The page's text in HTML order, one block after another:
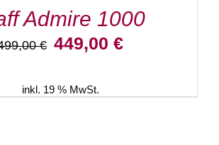
Admire 1000
€ Ursprünglicher
499,00 €
449,00 €Aktueller
inkl. 19 % MwSt.